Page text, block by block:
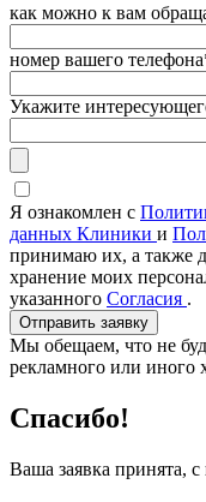
как можно к вам
номер вашего
Укажите
Я ознакомлен с
данных Клиники и
принимаю их, а также
хранение моих
указанного Согласия .
Отправить заявку
Мы обещаем, что не
рекламного или иного
Спасибо!
Ваша заявка принята, с